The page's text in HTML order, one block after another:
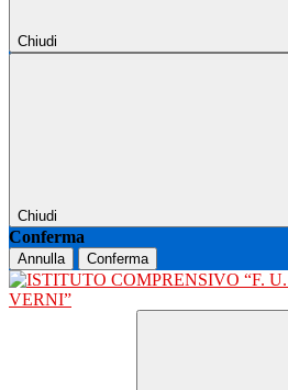
Chiudi
Chiudi
Conferma
Annulla Conferma